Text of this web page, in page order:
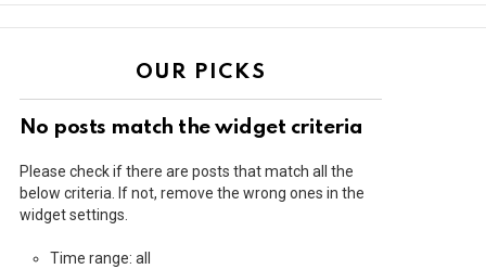
OUR PICKS
No posts match the widget criteria
Please check if there are posts that match all the
below criteria. If not, remove the wrong ones in the
widget settings.
Time range: all